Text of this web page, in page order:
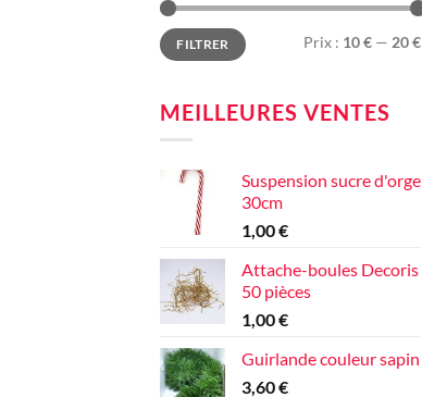
Prix
min
Prix
maxFILTRER Prix : 10 € — 20 €
MEILLEURES VENTES
Suspension sucre d'orge
30cm
1,00€
Attache-boules Decoris
50 pièces
1,00€
Guirlande couleur sapin
3,60€